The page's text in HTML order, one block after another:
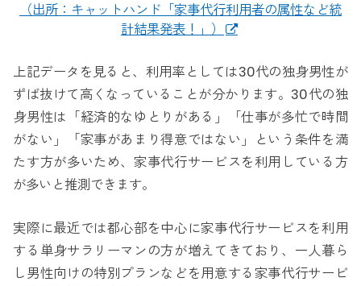
（出所：キャットハンド「家事代行利用者の属性など統
計結果発表！」）
上記データを見ると、利用率としては30代の独身男性が
ずば抜けて高くなっていることが分かります。30代の独
身男性は「経済的なゆとりがある」「仕事が多忙で時間
がない」「家事があまり得意ではない」という条件を満
たす方が多いため、家事代行サービスを利用している方
が多いと推測できます。
実際に最近では都心部を中心に家事代行サービスを利用
する単身サラリーマンの方が増えてきており、一人暮ら
し男性向けの特別プランなどを用意する家事代行サービ